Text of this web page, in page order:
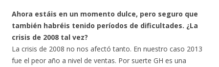
Ahora estáis en un momento dulce, pero seguro que
también habréis tenido períodos de dificultades. ¿La
crisis de 2008 tal vez?
La crisis de 2008 no nos afectó tanto. En nuestro caso 2013
fue el peor año a nivel de ventas. Por suerte GH es una